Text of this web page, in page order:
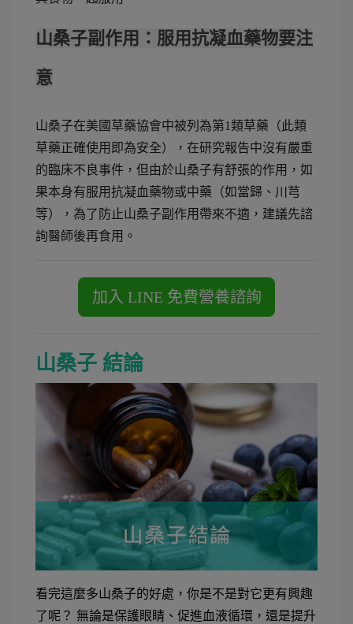
山桑子副作用：服用抗凝血藥物要注
意
山桑子在美國草藥協會中被列為第1類草藥（此類
草藥正確使用即為安全），在研究報告中沒有嚴重
的臨床不良事件，但由於山桑子有舒張的作用，如
果本身有服用抗凝血藥物或中藥（如當歸、川芎
等），為了防止山桑子副作用帶來不適，建議先諮
詢醫師後再食用。
山桑子 結論
看完這麼多山桑子的好處，你是不是對它更有興趣
了呢？ 無論是保護眼睛、促進血液循環，還是提升